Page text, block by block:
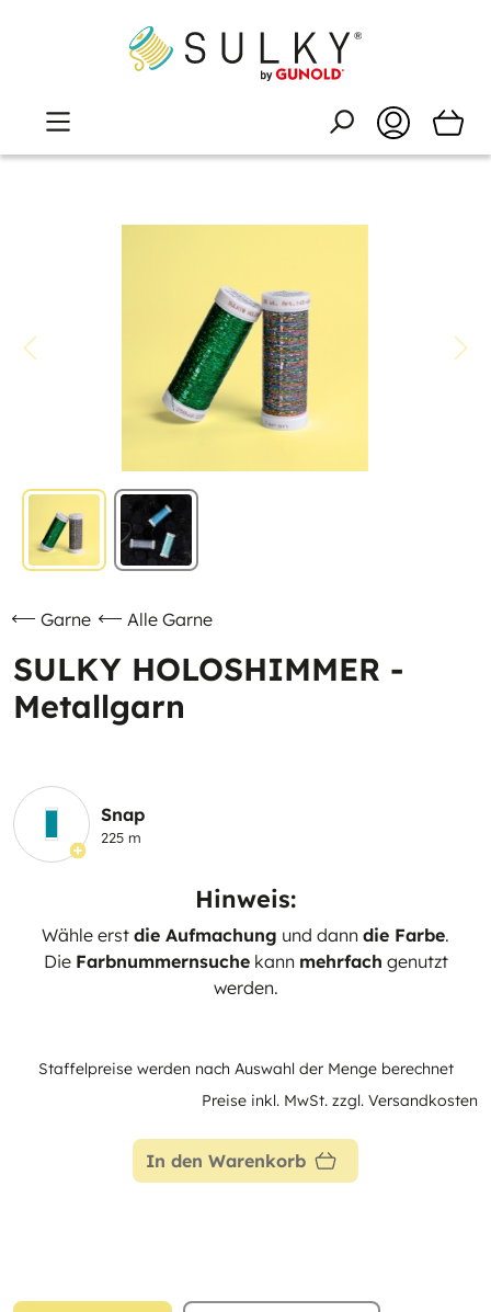
Garne Alle Garne
SULKY HOLOSHIMMER -
Metallgarn
Snap
225 m
Hinweis:
Wähle erst die Aufmachung und dann die Farbe.
Die Farbnummernsuchekann mehrfach genutzt
werden.
Staffelpreise werden nach Auswahl der Menge berechnet
Preise inkl. MwSt. zzgl. Versandkosten
In den Warenkorb